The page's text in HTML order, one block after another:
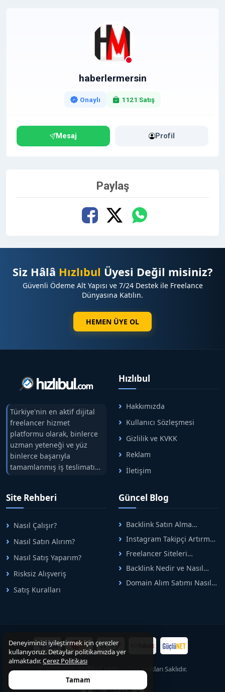
haberlermersin
Onaylı 1121 Satış
Mesaj Profil
Paylaş
Siz Hâlâ Hızlıbul Üyesi Değil misiniz?
Güvenli Ödeme Alt Yapısı ve 7/24 Destek ile Freelance
Dünyasına Katılın.
HEMEN ÜYE OL
Türkiye'nin en aktif dijital
freelancer hizmet
platformu olarak, binlerce
uzman yeteneği ve yüz
binlerce başarıyla
tamamlanmış iş teslimatını
tek çatıda buluşturuyoruz.
arasındaki süreci risksiz
alışveriş sistemi ile koruyan
ticaretin güvenli
adreslerinden birisidir.
Hızlıbul
Hakkımızda
Kullanıcı Sözleşmesi
Gizlilik ve KVKK
Reklam
İletişim
Site Rehberi
Nasıl Çalışır?
Nasıl Satın Alırım?
Nasıl Satış Yaparım?
Risksiz Alışveriş
Satış Kuralları
Güncel Blog
Backlink Satın Alma
Rehberi: Güvenli SEO İçin
Doğru Adımlar
Instagram Takipçi Artırma
Yöntemleri: Organik Büyüme
Rehberi
Freelancer Siteleri
Arasında Doğru Seçim Nasıl
Yapılır
Backlink Nedir ve Nasıl
Alınır? Etkili Yöntemler
Domain Alım Satımı Nasıl
© 2015-2026Hizlibul.com— Tüm Hakları Saklıdır.
Deneyiminizi iyileştirmek için çerezler
kullanıyoruz. Detaylar politikamızda yer
almaktadır.Çerez Politikası
Tamam